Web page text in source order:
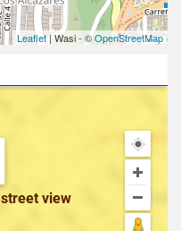
Leaflet| Wasi - ©OpenStreetMap
street view